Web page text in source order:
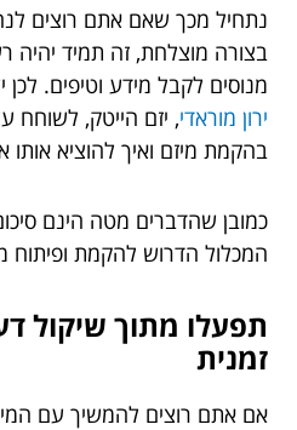
נתחיל מכך שאם אתם רוצים
בצורה מוצלחת, זה תמיד יהיה
מנוסים לקבל מידע וטיפים.
ירון מוראדי, יזם הייטק, לשוחח
בהקמת מיזם ואיך להוציא אותו
כמובן שהדברים מטה הינם
המכלול הדרוש להקמת ופיתוח
תפעלו מתוך שיקול
זמנית
אם אתם רוצים להמשיך עם